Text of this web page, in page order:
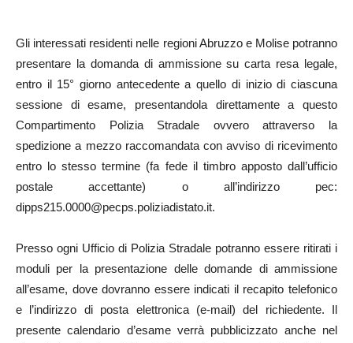
Gli interessati residenti nelle regioni Abruzzo e Molise potranno
presentare la domanda di ammissione su carta resa legale,
entro il 15° giorno antecedente a quello di inizio di ciascuna
sessione di esame, presentandola direttamente a questo
Compartimento Polizia Stradale ovvero attraverso la
spedizione a mezzo raccomandata con avviso di ricevimento
entro lo stesso termine (fa fede il timbro apposto dall’ufficio
postale accettante) o all’indirizzo pec:
dipps215.0000@pecps.poliziadistato.it.
Presso ogni Ufficio di Polizia Stradale potranno essere ritirati i
moduli per la presentazione delle domande di ammissione
all’esame, dove dovranno essere indicati il recapito telefonico
e l’indirizzo di posta elettronica (e-mail) del richiedente. Il
presente calendario d’esame verrà pubblicizzato anche nel